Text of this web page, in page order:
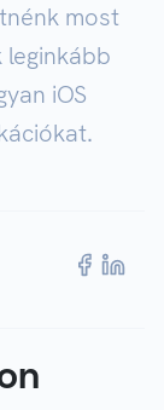
most
leginkább
iOS